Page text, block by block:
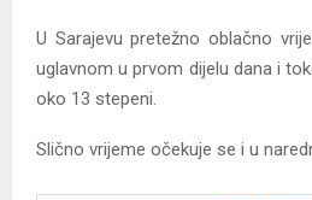
U Sarajevu pretežno oblačno
uglavnom u prvom dijelu dana i
oko 13 stepeni.
Slično vrijeme očekuje se i u